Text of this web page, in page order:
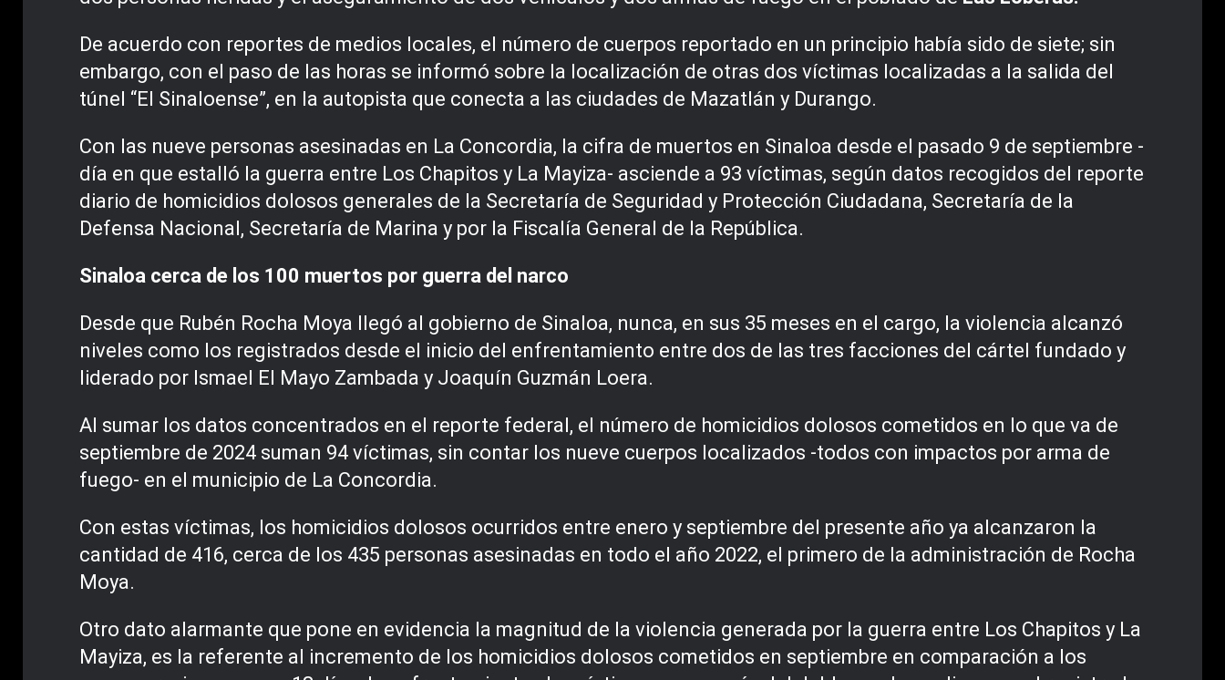
De acuerdo con reportes de medios locales, el número de cuerpos reportado en un principio había sido de siete; sin
embargo, con el paso de las horas se informó sobre la localización de otras dos víctimas localizadas a la salida del
túnel “El Sinaloense”, en la autopista que conecta a las ciudades de Mazatlán y Durango.
Con las nueve personas asesinadas en La Concordia, la cifra de muertos en Sinaloa desde el pasado 9 de septiembre -
día en que estalló la guerra entre Los Chapitos y La Mayiza- asciende a 93 víctimas, según datos recogidos del reporte
diario de homicidios dolosos generales de la Secretaría de Seguridad y Protección Ciudadana, Secretaría de la
Defensa Nacional, Secretaría de Marina y por la Fiscalía General de la República.
Sinaloa cerca de los 100 muertos por guerra del narco
Desde que Rubén Rocha Moya llegó al gobierno de Sinaloa, nunca, en sus 35 meses en el cargo, la violencia alcanzó
niveles como los registrados desde el inicio del enfrentamiento entre dos de las tres facciones del cártel fundado y
liderado por Ismael El Mayo Zambada y Joaquín Guzmán Loera.
Al sumar los datos concentrados en el reporte federal, el número de homicidios dolosos cometidos en lo que va de
septiembre de 2024 suman 94 víctimas, sin contar los nueve cuerpos localizados -todos con impactos por arma de
fuego- en el municipio de La Concordia.
Con estas víctimas, los homicidios dolosos ocurridos entre enero y septiembre del presente año ya alcanzaron la
cantidad de 416, cerca de los 435 personas asesinadas en todo el año 2022, el primero de la administración de Rocha
Moya.
Otro dato alarmante que pone en evidencia la magnitud de la violencia generada por la guerra entre Los Chapitos y La
Mayiza, es la referente al incremento de los homicidios dolosos cometidos en septiembre en comparación a los